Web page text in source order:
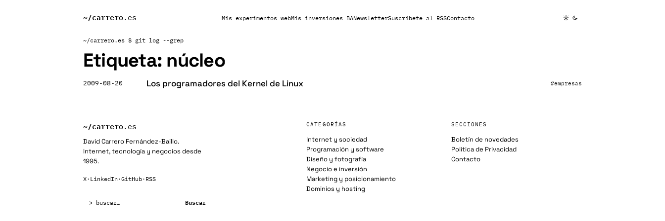
~/carrero.es Mis experimentos webMis inversiones BANewsletterSuscribete al RSSContacto
~/carrero.es $ git log --grep
Etiqueta: núcleo
2009-08-20 Los programadores del Kernel de Linux #empresas
~/carrero.es
David Carrero Fernández-Baillo.
Internet, tecnología y negocios desde
1995.
X· LinkedIn·GitHub· RSS
Buscar
CATEGORÍAS
Internet y sociedad
Programación y software
Diseño y fotografía
Negocio e inversión
Marketing y posicionamiento
Dominios y hosting
SECCIONES
Boletín de novedades
Política de Privacidad
Contacto